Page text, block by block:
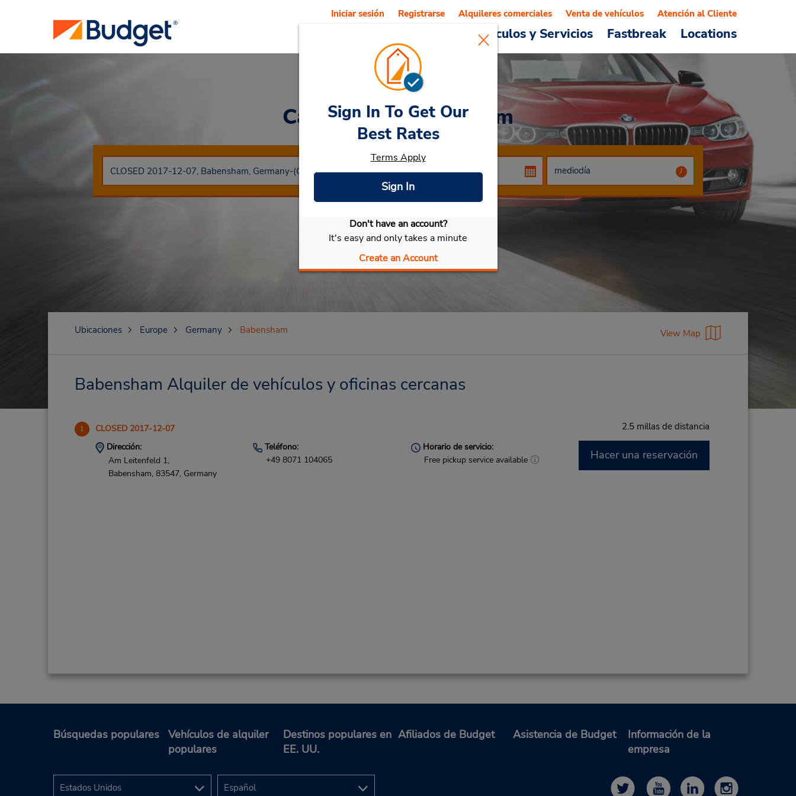
Vehículos y Servicios Fastbreak Locations
Iniciar sesión Registrarse Alquileres comerciales Venta de vehículos Atención al Cliente
Car RentalBabensham
Seleccionar mi vehículo
Sign In To Get Our
Best Rates
Terms Apply
Sign In
Don't have an account?
It's easy and only takes a minute
Create an Account
Ubicaciones Europe Germany Babensham View Map
Babensham Alquiler de vehículos y oficinas cercanas
1 CLOSED 2017-12-07 2.5 millas de distancia
Dirección:
Am Leitenfeld 1,
Babensham, 83547, Germany
Teléfono:
+49 8071 104065
Horario de servicio:
Free pickup service available
Hacer una reservación
Búsquedas populares
Vehículos de alquiler
populares
Destinos populares en
EE. UU.
Afiliados de Budget Asistencia de Budget
Información de la
empresa